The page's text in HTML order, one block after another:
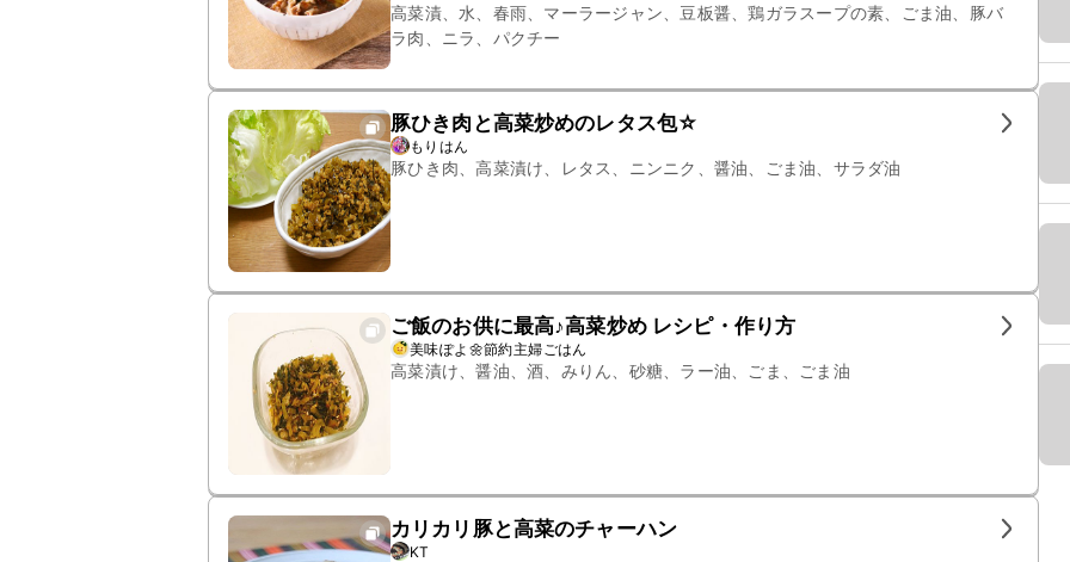
高菜漬、水、春雨、マーラージャン、豆板醤、鶏ガラスープの素、ごま油、豚バ
ラ肉、ニラ、パクチー
豚ひき肉と高菜炒めのレタス包☆
もりはん
豚ひき肉、高菜漬け、レタス、ニンニク、醤油、ごま油、サラダ油
ご飯のお供に最高♪高菜炒め レシピ・作り方
美味ぽよ🌼節約主婦ごはん
高菜漬け、醤油、酒、みりん、砂糖、ラー油、ごま、ごま油
カリカリ豚と高菜のチャーハン
KT